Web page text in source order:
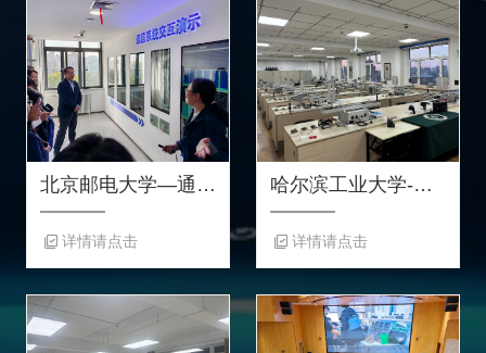
北京邮电大学—通信系统交互演示设备
详情请点击
哈尔滨工业大学-数智化电磁场电磁波在线实验室
详情请点击